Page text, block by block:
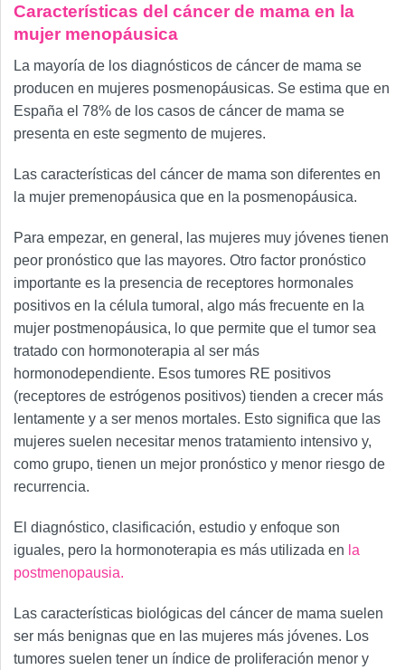
Características del cáncer de mama en la
mujer menopáusica
La mayoría de los diagnósticos de cáncer de mama se
producen en mujeres posmenopáusicas. Se estima que en
España el 78% de los casos de cáncer de mama se
presenta en este segmento de mujeres.
Las características del cáncer de mama son diferentes en
la mujer premenopáusica que en la posmenopáusica.
Para empezar, en general, las mujeres muy jóvenes tienen
peor pronóstico que las mayores. Otro factor pronóstico
importante es la presencia de receptores hormonales
positivos en la célula tumoral, algo más frecuente en la
mujer postmenopáusica, lo que permite que el tumor sea
tratado con hormonoterapia al ser más
hormonodependiente. Esos tumores RE positivos
(receptores de estrógenos positivos) tienden a crecer más
lentamente y a ser menos mortales. Esto significa que las
mujeres suelen necesitar menos tratamiento intensivo y,
como grupo, tienen un mejor pronóstico y menor riesgo de
recurrencia.
El diagnóstico, clasificación, estudio y enfoque son
iguales, pero la hormonoterapia es más utilizada en la
postmenopausia.
Las características biológicas del cáncer de mama suelen
ser más benignas que en las mujeres más jóvenes. Los
tumores suelen tener un índice de proliferación menor y